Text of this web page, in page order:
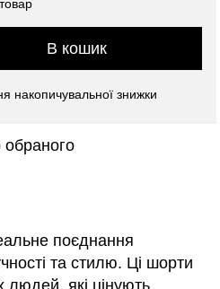
В кошик
накопичувальної знижки
обраного
поєднання
та стилю. Ці шорти